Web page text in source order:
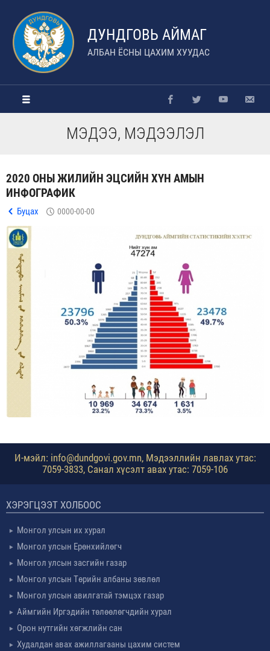
ДУНДГОВЬ АЙМАГ
АЛБАН ЁСНЫ ЦАХИМ ХУУДАС
МЭДЭЭ, МЭДЭЭЛЭЛ
2020 ОНЫ ЖИЛИЙН ЭЦСИЙН ХҮН АМЫН
ИНФОГРАФИК
Буцах 0000-00-00
И-мэйл: info@dundgovi.gov.mn, Мэдээллийн лавлах утас:
7059-3833, Санал хүсэлт авах утас: 7059-106
ХЭРЭГЦЭЭТ ХОЛБООС
Монгол улсын их хурал
Монгол улсын Ерөнхийлөгч
Монгол улсын засгийн газар
Монгол улсын Төрийн албаны зөвлөл
Монгол улсын авилгатай тэмцэх газар
Аймгийн Иргэдийн төлөөлөгчдийн хурал
Орон нутгийн хөгжлийн сан
Худалдан авах ажиллагааны цахим систем